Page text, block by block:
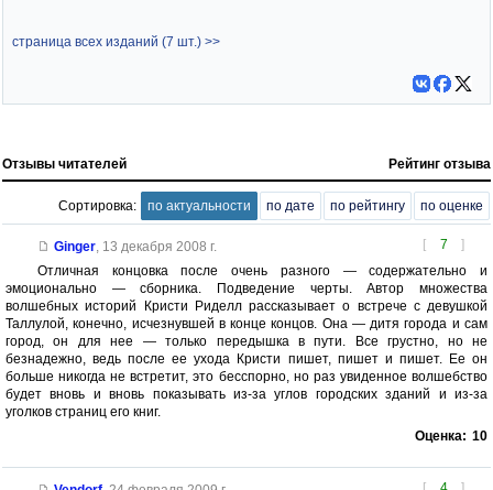
страница всех изданий (7 шт.) >>
Отзывы читателей Рейтинг отзыва
Сортировка: по актуальности по дате по рейтингу по оценке
[ 7 ]
Ginger, 13 декабря 2008 г.
Отличная концовка после очень разного — содержательно и
эмоционально — сборника. Подведение черты. Автор множества
волшебных историй Кристи Риделл рассказывает о встрече с девушкой
Таллулой, конечно, исчезнувшей в конце концов. Она — дитя города и сам
город, он для нее — только передышка в пути. Все грустно, но не
безнадежно, ведь после ее ухода Кристи пишет, пишет и пишет. Ее он
больше никогда не встретит, это бесспорно, но раз увиденное волшебство
будет вновь и вновь показывать из-за углов городских зданий и из-за
уголков страниц его книг.
Оценка: 10